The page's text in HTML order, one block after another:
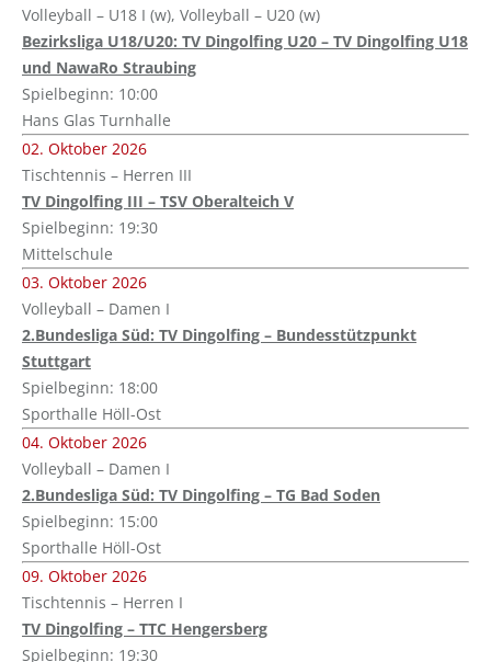
Volleyball – U18 I (w), Volleyball – U20 (w)
Bezirksliga U18/U20: TV Dingolfing U20 – TV Dingolfing U18
und NawaRo Straubing
Spielbeginn: 10:00
Hans Glas Turnhalle
02. Oktober 2026
Tischtennis – Herren III
TV Dingolfing III – TSV Oberalteich V
Spielbeginn: 19:30
Mittelschule
03. Oktober 2026
Volleyball – Damen I
2.Bundesliga Süd: TV Dingolfing – Bundesstützpunkt
Stuttgart
Spielbeginn: 18:00
Sporthalle Höll-Ost
04. Oktober 2026
Volleyball – Damen I
2.Bundesliga Süd: TV Dingolfing – TG Bad Soden
Spielbeginn: 15:00
Sporthalle Höll-Ost
09. Oktober 2026
Tischtennis – Herren I
TV Dingolfing – TTC Hengersberg
Spielbeginn: 19:30